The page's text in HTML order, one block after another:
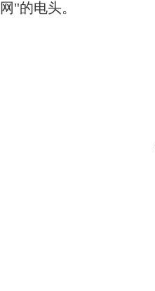
网"的电头。